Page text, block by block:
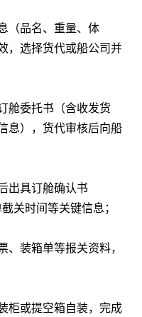
（品名、重量、体
，选择货代或船公司并
舱委托书（含收发货
息），货代审核后向船
出具订舱确认书
关时间等关键信息；
、装箱单等报关资料，
柜或提空箱自装，完成